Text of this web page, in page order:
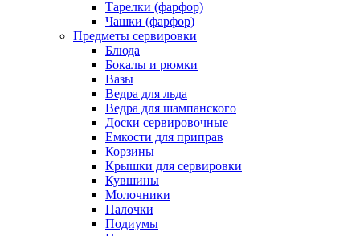
Тарелки (фарфор)
Чашки (фарфор)
Предметы сервировки
Блюда
Бокалы и рюмки
Вазы
Ведра для льда
Ведра для шампанского
Доски сервировочные
Емкости для приправ
Корзины
Крышки для сервировки
Кувшины
Молочники
Палочки
Подиумы